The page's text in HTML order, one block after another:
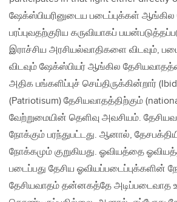
ஷேக்ஸ்பியரினுடைய படைப்புக்கள்
பரப்புவதற்குரிய கருவியாகப்
இராச்சிய அரசியல்வாதிகளை விடவும்,
விடவும் ஷேக்ஸ்பியர் ஆங்கில
அதிக பங்களிப்புச் செய்திருக்கின்றார்
(Patriotisum) தேசியவாதத்திற்கும்
வேற்றுமையின் தெளிவு அவசியம்.
நோக்கும் பரந்துபட்டது. ஆனால்,
நோக்கமும் குறுகியது. ஓவியத்தை
படைப்பது தேசிய ஓவியப்படைப்புக்களின்
தேசியவாதம் தன்னகத்தே